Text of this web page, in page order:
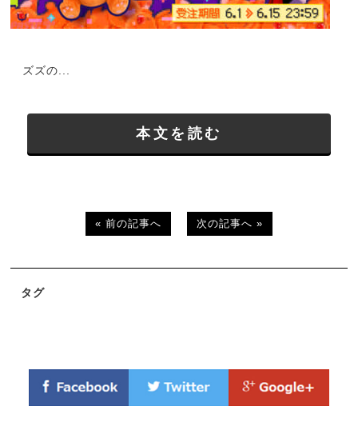
ズズの...
本文を読む
« 前の記事へ 次の記事へ »
タグ